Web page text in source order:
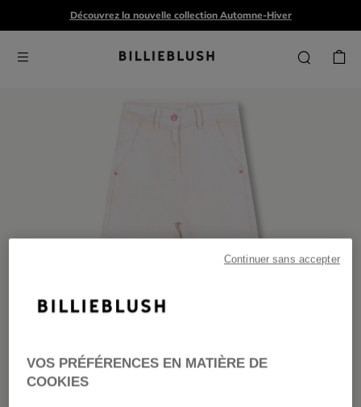
Découvrez la nouvelle collection Automne-Hiver
VOS PRÉFÉRENCES EN MATIÈRE DE
COOKIES
Continuer sans accepter